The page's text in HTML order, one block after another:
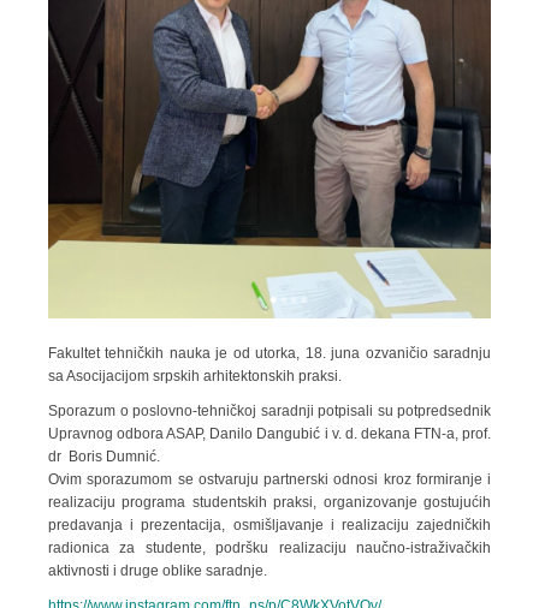
Fakultet tehničkih nauka je od utorka, 18. juna ozvaničio saradnju
sa Asocijacijom srpskih arhitektonskih praksi.
Sporazum o poslovno-tehničkoj saradnji potpisali su potpredsednik
Upravnog odbora ASAP, Danilo Dangubić i v. d. dekana FTN-a, prof.
dr Boris Dumnić.
Ovim sporazumom se ostvaruju partnerski odnosi kroz formiranje i
realizaciju programa studentskih praksi, organizovanje gostujućih
predavanja i prezentacija, osmišljavanje i realizaciju zajedničkih
radionica za studente, podršku realizaciju naučno-istraživačkih
aktivnosti i druge oblike saradnje.